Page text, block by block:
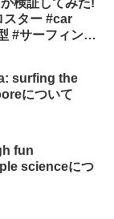
検証してみた!
surfing the
について
fun
scienceにつ